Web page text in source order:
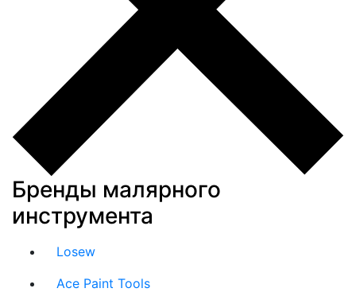
Бренды малярного
инструмента
Losew
Ace Paint Tools